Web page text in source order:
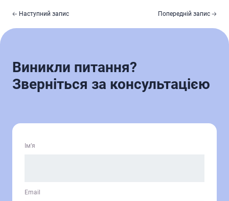
🡠 Наступний запис Попередній запис 🡢
Виникли питання?
Зверніться за консультацією
Ім’я
Email